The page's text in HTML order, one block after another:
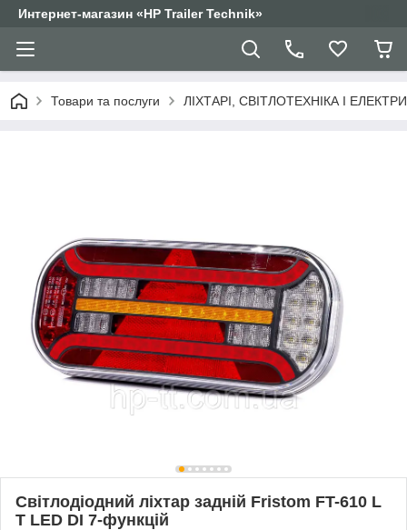
Интернет-магазин «HP Trailer Technik»
Товари та послуги ЛІХТАРІ, СВІТЛОТЕХНІКА І
Світлодіодний ліхтар задній Fristom FT-610 L
T LED DI 7-функцій